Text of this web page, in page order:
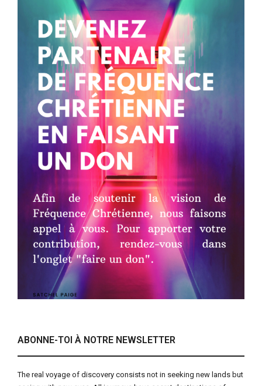
ABONNE-TOI À NOTRE NEWSLETTER
The real voyage of discovery consists not in seeking new lands but